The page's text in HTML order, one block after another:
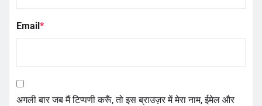
Email *
अगली बार जब मैं टिप्पणी करूँ, तो इस ब्राउज़र में मेरा नाम, ईमेल और